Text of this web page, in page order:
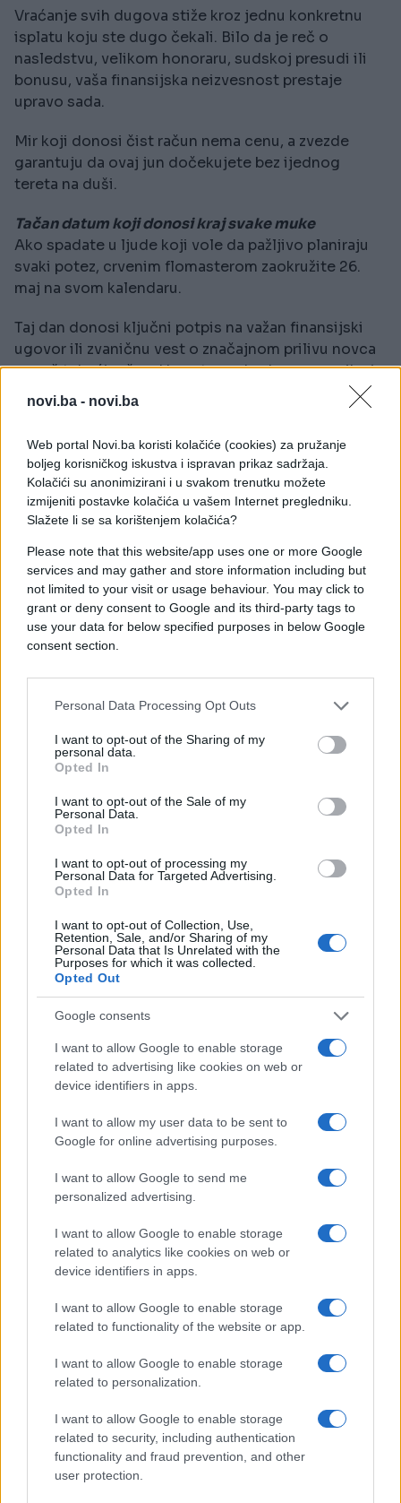
novi.ba - novi.ba
Web portal Novi.ba koristi kolačiće (cookies) za pružanje
boljeg korisničkog iskustva i ispravan prikaz sadržaja.
Kolačići su anonimizirani i u svakom trenutku možete
izmijeniti postavke kolačića u vašem Internet pregledniku.
Slažete li se sa korištenjem kolačića?
Please note that this website/app uses one or more Google
services and may gather and store information including but
not limited to your visit or usage behaviour. You may click to
grant or deny consent to Google and its third-party tags to
use your data for below specified purposes in below Google
consent section.
Personal Data Processing Opt Outs
I want to opt-out of the Sharing of my
personal data.
Opted In
I want to opt-out of the Sale of my
Personal Data.
Opted In
I want to opt-out of processing my
Personal Data for Targeted Advertising.
Opted In
I want to opt-out of Collection, Use,
Retention, Sale, and/or Sharing of my
Personal Data that Is Unrelated with the
Purposes for which it was collected.
Opted Out
Google consents
I want to allow Google to enable storage
related to advertising like cookies on web or
device identifiers in apps.
I want to allow my user data to be sent to
Google for online advertising purposes.
I want to allow Google to send me
personalized advertising.
I want to allow Google to enable storage
related to analytics like cookies on web or
device identifiers in apps.
I want to allow Google to enable storage
related to functionality of the website or app.
I want to allow Google to enable storage
related to personalization.
I want to allow Google to enable storage
related to security, including authentication
functionality and fraud prevention, and other
user protection.
Vraćanje svih dugova stiže kroz jednu konkretnu
isplatu koju ste dugo čekali. Bilo da je reč o
nasledstvu, velikom honoraru, sudskoj presudi ili
bonusu, vaša finansijska neizvesnost prestaje
upravo sada.
Mir koji donosi čist račun nema cenu, a zvezde
garantuju da ovaj jun dočekujete bez ijednog
tereta na duši.
Tačan datum koji donosi kraj svake muke
Ako spadate u ljude koji vole da pažljivo planiraju
svaki potez, crvenim flomasterom zaokružite 26.
maj na svom kalendaru.
Taj dan donosi ključni potpis na važan finansijski
ugovor ili zvaničnu vest o značajnom prilivu novca
na vaš tekući račun. Umesto svakodnevne panike i
nesanice, osetićete psihološko olakšanje koje
To je presudni trenutak kada dugo čekani kraj svake
muke postaje stvarna realnost, a vaši bankovni
izvodi prestaju da budu izvor jake anksioznosti.
papirologiju i ne odlažite potpisivanje važnih
dokumenata za neki drugi dan. Zvezde traže brzu i
odlučnu akciju sa vaše strane upravo tada.
Zatvaranje starih računa uz pametan plan
pametan plan. Prvi korak je zatvaranje najskupljih
zaduženja – rešite se kreditnih kartica i minusa koji
Fokusirajte se na preostale kredite, ali i na dugove
Ne zalećite se sa kupovinom nameštaja ili
automobila dok ne raščistite i najsitnije obaveze
Deo novca obavezno sklonite sa strane za
očistite breme prošlosti, možete graditi mirnu
budućnost. Osetićete kako izlazak iz minusa
dramatično popravlja vaše raspoloženje i san.
Pritisak koji vas je gušio nestaje, ostavljajući
#horoskop